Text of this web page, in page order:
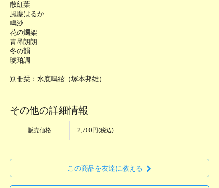
散紅葉
風塵はるか
鳴沙
花の燭架
青墨朗朗
冬の韻
琥珀調
別冊栞：水底鳴絃（塚本邦雄）
その他の詳細情報
販売価格 2,700円(税込)
この商品を友達に教える